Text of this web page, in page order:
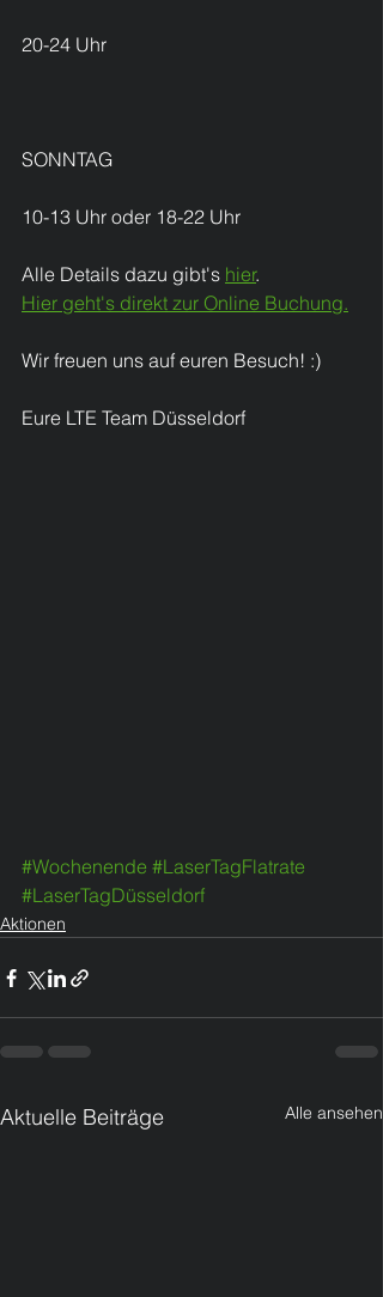
20-24 Uhr
SONNTAG
10-13 Uhr oder 18-22 Uhr
Alle Details dazu gibt's hier.
Hier geht's direkt zur Online Buchung.
Wir freuen uns auf euren Besuch! :)
Eure LTE Team Düsseldorf
#Wochenende #LaserTagFlatrate
#LaserTagDüsseldorf
Aktionen
Aktuelle Beiträge Alle ansehen